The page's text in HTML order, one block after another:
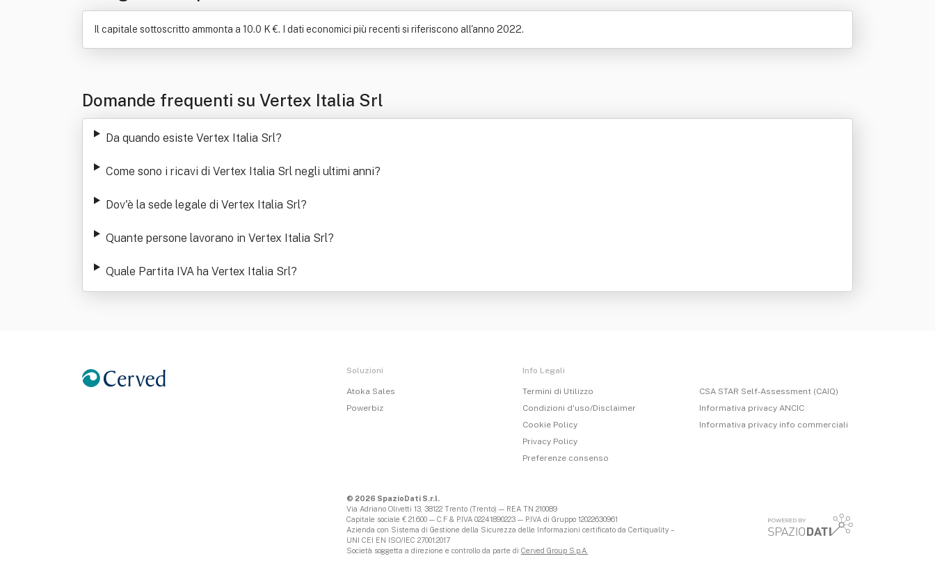
Il capitale sottoscritto ammonta a 10.0 K €. I dati economici più recenti si riferiscono all'anno 2022.
Domande frequenti su Vertex Italia Srl
Da quando esiste Vertex Italia Srl?
Come sono i ricavi di Vertex Italia Srl negli ultimi anni?
Dov'è la sede legale di Vertex Italia Srl?
Quante persone lavorano in Vertex Italia Srl?
Quale Partita IVA ha Vertex Italia Srl?
Soluzioni
Atoka Sales
Powerbiz
Info Legali
Termini di Utilizzo
Condizioni d'uso/Disclaimer
Cookie Policy
Privacy Policy
Preferenze consenso
CSA STAR Self-Assessment (CAIQ)
Informativa privacy ANCIC
Informativa privacy info commerciali
© 2026 SpazioDati S.r.l.
Via Adriano Olivetti 13, 38122 Trento (Trento) — REA TN 210089
Capitale sociale € 21.600 — C.F & P.IVA 02241890223 — P.IVA di Gruppo 12022630961
Azienda con Sistema di Gestione della Sicurezza delle Informazioni certificato da Certiquality –
UNI CEI EN ISO/IEC 27001:2017
Società soggetta a direzione e controllo da parte di Cerved Group S.p.A.